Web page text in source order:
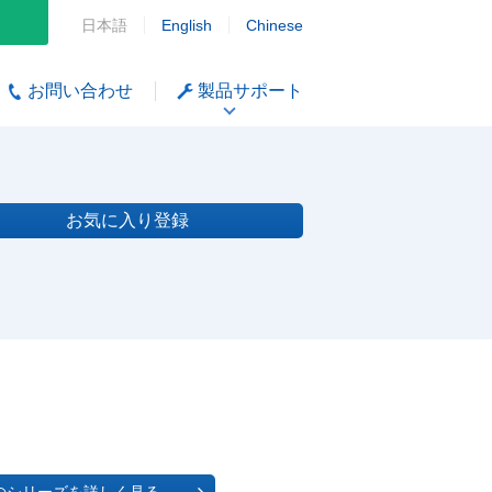
日本語 English Chinese
お問い合わせ 製品サポート
お気に入り登録